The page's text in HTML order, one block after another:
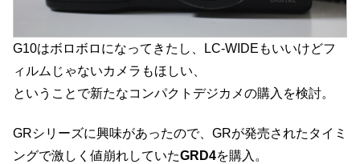
G10はボロボロになってきたし、LC-WIDEもいいけどフ
ィルムじゃないカメラもほしい、
ということで新たなコンパクトデジカメの購入を検討。
GRシリーズに興味があったので、GRが発売されたタイミ
ングで激しく値崩れしていたGRD4を購入。